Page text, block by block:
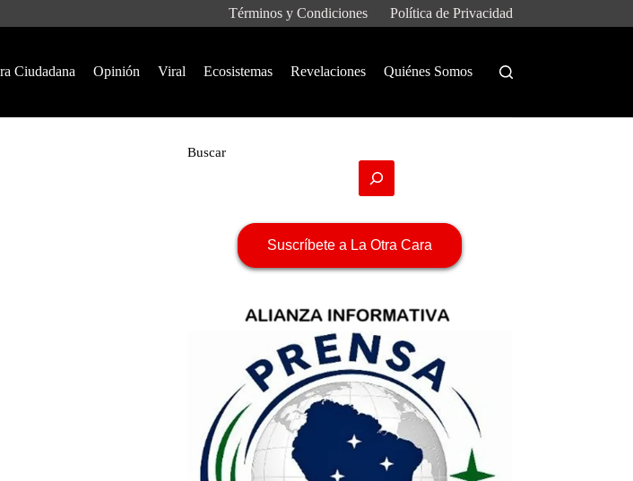
Términos y Condiciones Política de Privacidad
Ciudadana Opinión Viral Ecosistemas Revelaciones Quiénes Somos
Buscar
Suscríbete a La Otra Cara